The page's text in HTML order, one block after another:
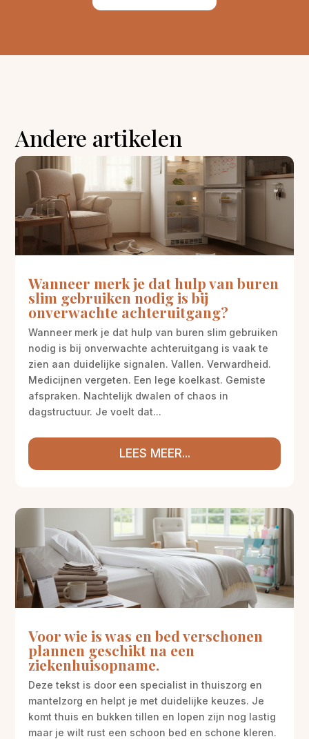
Andere artikelen
Wanneer merk je dat hulp van buren
slim gebruiken nodig is bij
onverwachte achteruitgang?
Wanneer merk je dat hulp van buren slim gebruiken
nodig is bij onverwachte achteruitgang is vaak te
zien aan duidelijke signalen. Vallen. Verwardheid.
Medicijnen vergeten. Een lege koelkast. Gemiste
afspraken. Nachtelijk dwalen of chaos in
dagstructuur. Je voelt dat...
LEES MEER...
Voor wie is was en bed verschonen
plannen geschikt na een
ziekenhuisopname.
Deze tekst is door een specialist in thuiszorg en
mantelzorg en helpt je met duidelijke keuzes. Je
komt thuis en bukken tillen en lopen zijn nog lastig
maar je wilt rust een schoon bed en schone kleren.